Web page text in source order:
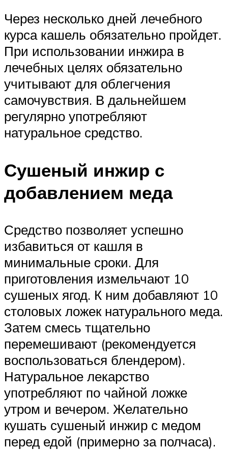
Через несколько дней лечебного
курса кашель обязательно пройдет.
При использовании инжира в
лечебных целях обязательно
учитывают для облегчения
самочувствия. В дальнейшем
регулярно употребляют
натуральное средство.
Сушеный инжир с
добавлением меда
Средство позволяет успешно
избавиться от кашля в
минимальные сроки. Для
приготовления измельчают 10
сушеных ягод. К ним добавляют 10
столовых ложек натурального меда.
Затем смесь тщательно
перемешивают (рекомендуется
воспользоваться блендером).
Натуральное лекарство
употребляют по чайной ложке
утром и вечером. Желательно
кушать сушеный инжир с медом
перед едой (примерно за полчаса).